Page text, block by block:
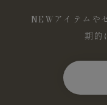
NEWアイテムや
期的